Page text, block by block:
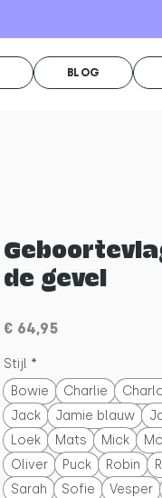
BLOG
de gevel
€ 64,95Prijs
Stijl *
Bowie
Charlie
Jack
Jamie blauw
Loek
Mats Mick
Oliver
Puck Robin
Sarah
Sofie Vesper